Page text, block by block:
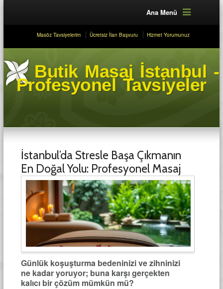
Ana Menü
Masöz Tavsiyelerim Ücretsiz İlan Başvuru Hizmet Yorumunuz
Butik Masaj İstanbul -
Profesyonel Tavsiyeler
İstanbul’da Stresle Başa Çıkmanın
En Doğal Yolu: Profesyonel Masaj
Günlük koşuşturma bedeninizi ve zihninizi
ne kadar yoruyor; buna karşı gerçekten
kalıcı bir çözüm mümkün mü?